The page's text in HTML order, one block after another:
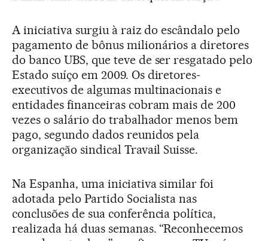
A iniciativa surgiu à raiz do escândalo pelo
pagamento de bônus milionários a diretores
do banco UBS, que teve de ser resgatado pelo
Estado suíço em 2009. Os diretores-
executivos de algumas multinacionais e
entidades financeiras cobram mais de 200
vezes o salário do trabalhador menos bem
pago, segundo dados reunidos pela
organização sindical Travail Suisse.
Na Espanha, uma iniciativa similar foi
adotada pelo Partido Socialista nas
conclusões de sua conferência política,
realizada há duas semanas. “Reconhecemos